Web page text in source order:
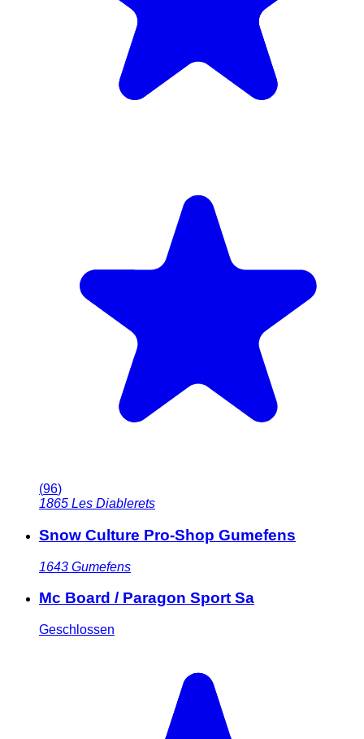
(96)
1865 Les Diablerets
Snow Culture Pro-Shop Gumefens
1643 Gumefens
Mc Board / Paragon Sport Sa
Geschlossen